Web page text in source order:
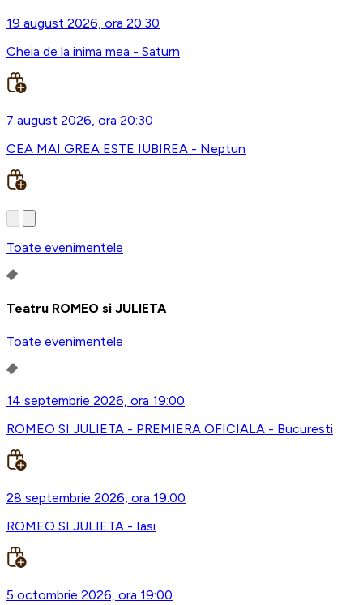
19 august 2026, ora 20:30
Cheia de la inima mea - Saturn
7 august 2026, ora 20:30
CEA MAI GREA ESTE IUBIREA - Neptun
Toate evenimentele
Teatru ROMEO si JULIETA
Toate evenimentele
14 septembrie 2026, ora 19:00
ROMEO SI JULIETA - PREMIERA OFICIALA - Bucuresti
28 septembrie 2026, ora 19:00
ROMEO SI JULIETA - Iasi
5 octombrie 2026, ora 19:00